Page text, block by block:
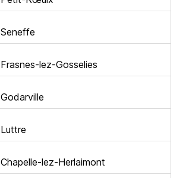
Seneffe
Frasnes-lez-Gosselies
Godarville
Luttre
Chapelle-lez-Herlaimont